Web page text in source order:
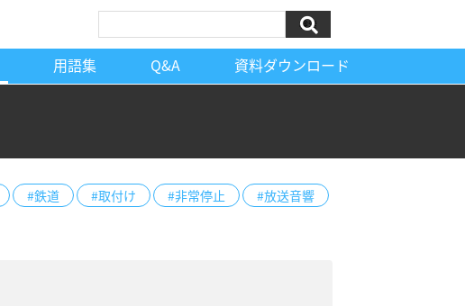
検索
用語集 Q&A 資料ダウンロード
#鉄道 #取付け #非常停止
#放送音響